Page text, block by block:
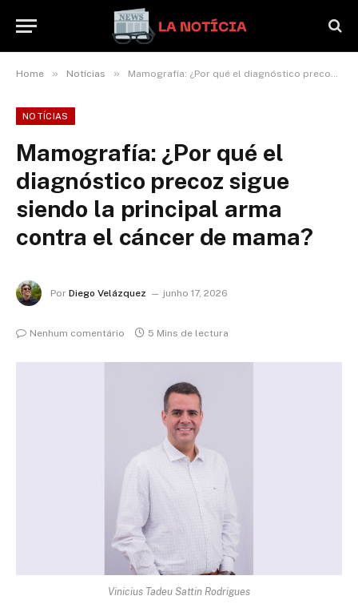
Home » Notícias » Mamografía: ¿Por qué el diagnóstico precoz sigue siendo la principal arma contra el cáncer de mama?
NOTÍCIAS
Mamografía: ¿Por qué el
diagnóstico precoz sigue
siendo la principal arma
contra el cáncer de mama?
Por Diego Velázquez junho 17, 2026
Nenhum comentário 5 Mins de lectura
Vinicius Tadeu Sattin Rodrigues